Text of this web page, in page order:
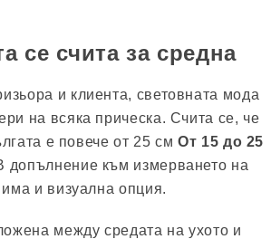
се счита за средна
и клиента, световната мода
на всяка прическа. Счита се, че
е повече от 25 смОт 15 до 25
допълнение към измерването на
и визуална опция.
между средата на ухото и